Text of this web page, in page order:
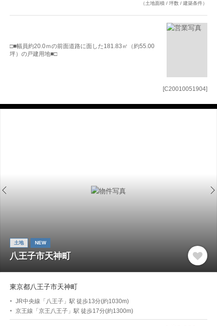
[C20010051904]
（土地面積 / 坪数 / 建築条件）
□■幅員約20.0ｍの前面道路に面した181.83㎡（約55.00
坪）の戸建用地■□
土地 NEW
八王子市天神町
東京都八王子市天神町
JR中央線「八王子」駅 徒歩13分(約1030m)
京王線「京王八王子」駅 徒歩17分(約1300m)